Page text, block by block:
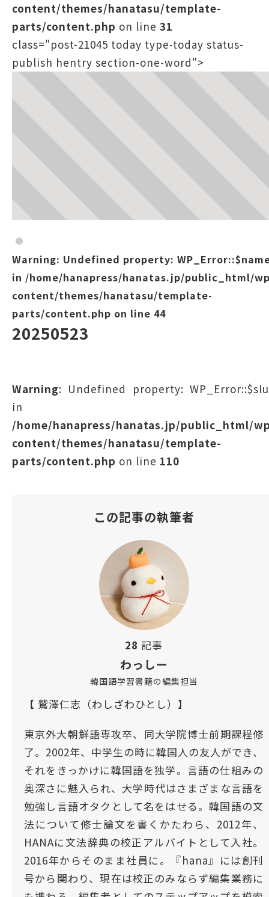
content/themes/hanatasu/template-
parts/content.php on line 31
class="post-21045 today type-today status-
publish hentry section-one-word">
Warning: Undefined property:
in /home/hanapress/hanatas.jp/public_html/
content/themes/hanatasu/template-
parts/content.php on line 44
20250523
Warning: Undefined property:
in
/home/hanapress/hanatas.jp/public_html/
content/themes/hanatasu/template-
parts/content.php on line 110
この記事の執筆者
28 記事
わっしー
韓国語学習書籍の編集担当
【 鷲澤仁志（わしざわひとし）】
東京外大朝鮮語専攻卒、同大学院博士前期課程修
了。2002年、中学生の時に韓国人の友人ができ、
それをきっかけに韓国語を独学。言語の仕組みの
奥深さに魅入られ、大学時代はさまざまな言語を
勉強し言語オタクとして名をはせる。韓国語の文
法について修士論文を書くかたわら、2012年、
HANAに文法辞典の校正アルバイトとして入社。
2016年からそのまま社員に。『hana』には創刊
号から関わり、現在は校正のみならず編集業務に